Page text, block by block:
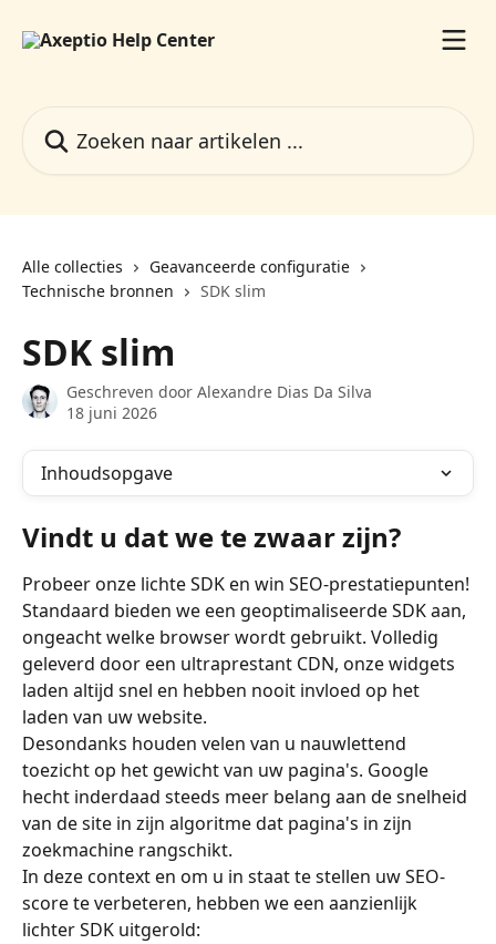
Alle collecties
Geavanceerde configuratie
Technische bronnen
SDK slim
SDK slim
Geschreven door Alexandre Dias Da Silva
18 juni 2026
Inhoudsopgave
Vindt u dat we te zwaar zijn?
Probeer onze lichte SDK en win SEO-prestatiepunten!
Standaard bieden we een geoptimaliseerde SDK aan,
ongeacht welke browser wordt gebruikt. Volledig
geleverd door een ultraprestant CDN, onze widgets
laden altijd snel en hebben nooit invloed op het
laden van uw website.
Desondanks houden velen van u nauwlettend
toezicht op het gewicht van uw pagina's. Google
hecht inderdaad steeds meer belang aan de snelheid
van de site in zijn algoritme dat pagina's in zijn
zoekmachine rangschikt.
In deze context en om u in staat te stellen uw SEO-
score te verbeteren, hebben we een aanzienlijk
lichter SDK uitgerold: